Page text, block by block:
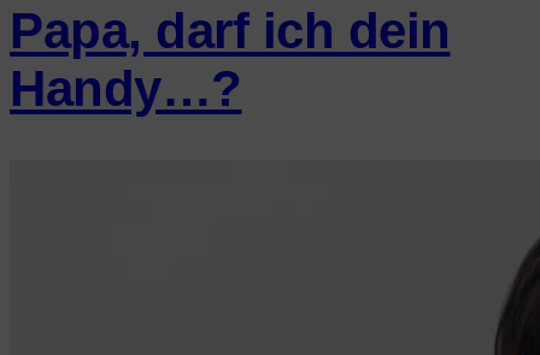
Papa, darf ich dein
Handy…?